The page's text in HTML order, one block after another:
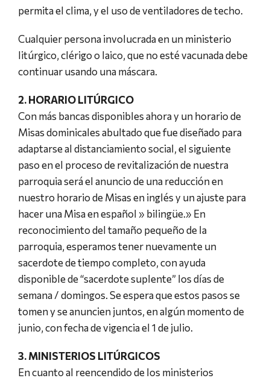
permita el clima, y ​​el uso de ventiladores de techo.
Cualquier persona involucrada en un ministerio
litúrgico, clérigo o laico, que no esté vacunada debe
continuar usando una máscara.
2. HORARIO LITÚRGICO
Con más bancas disponibles ahora y un horario de
Misas dominicales abultado que fue diseñado para
adaptarse al distanciamiento social, el siguiente
paso en el proceso de revitalización de nuestra
parroquia será el anuncio de una reducción en
nuestro horario de Misas en inglés y un ajuste para
hacer una Misa en español » bilingüe.» En
reconocimiento del tamaño pequeño de la
parroquia, esperamos tener nuevamente un
sacerdote de tiempo completo, con ayuda
disponible de “sacerdote suplente” los días de
semana / domingos. Se espera que estos pasos se
tomen y se anuncien juntos, en algún momento de
junio, con fecha de vigencia el 1 de julio.
3. MINISTERIOS LITÚRGICOS
En cuanto al reencendido de los ministerios